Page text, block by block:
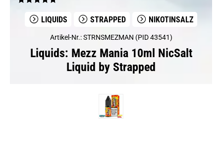
LIQUIDS STRAPPED NIKOTINSALZ
Artikel-Nr.: STRNSMEZMAN (PID 43541)
Liquids: Mezz Mania 10ml NicSalt
Liquid by Strapped